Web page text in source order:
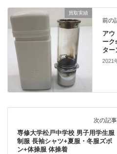
買取実績
前の
アウ
ー
ター
2021
次の記事
専修大学松戸中学校 男子用学生服
制服 長袖シャツ+夏服・冬服ズボ
ン+体操服 体操着